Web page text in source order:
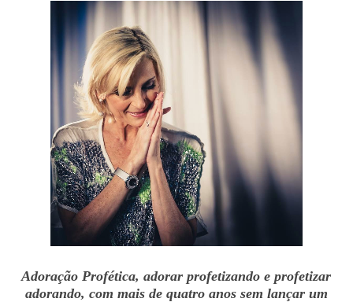
Adoração Profética, adorar profetizando e profetizar
adorando, com mais de quatro anos sem lançar um